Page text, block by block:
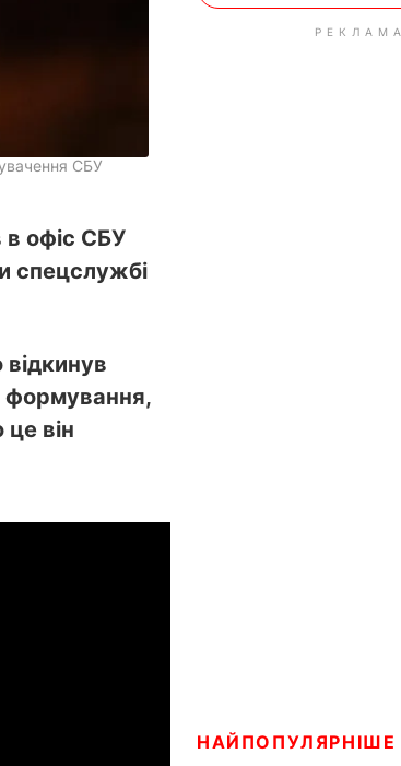
СБУ
в офіс СБУ
спецслужбі
формування,
він
РЕКЛАМА
НАЙПОПУЛЯРНІШЕ